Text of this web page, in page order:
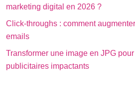
marketing digital en 2026 ?
Click-throughs : comment
emails
Transformer une image en JPG
publicitaires impactants